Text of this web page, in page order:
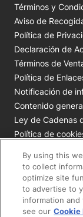
Términos y
Aviso de
Política de
Declaración de
Términos de
Política de
Notificación de
Contenido
Ley de Cadenas
Política de
Todas las
propiedad de
o se utilizan con
By using this
to collect
optimize site
to advertise to
information
see our Cookie